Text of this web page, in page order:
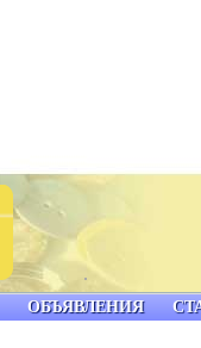
ОБЪЯВЛЕНИЯ